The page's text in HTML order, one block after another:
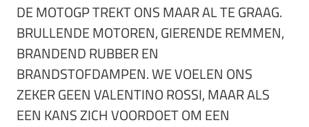
DE MOTOGP TREKT ONS MAAR AL TE GRAAG.
BRULLENDE MOTOREN, GIERENDE REMMEN,
BRANDEND RUBBER EN
BRANDSTOFDAMPEN. WE VOELEN ONS
ZEKER GEEN VALENTINO ROSSI, MAAR ALS
EEN KANS ZICH VOORDOET OM EEN